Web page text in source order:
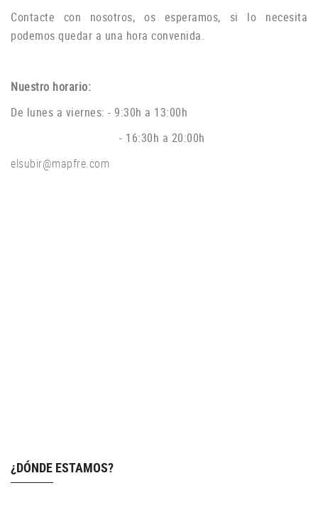
Contacte con
nosotros, os esperamos, si lo
necesita
podemos quedar a una hora convenida.
Nuestro horario:
De lunes a viernes: - 9:30h a 13:00h
- 16:30h a 20:00h
elsubir@mapfre.com
¿DÓNDE ESTAMOS?